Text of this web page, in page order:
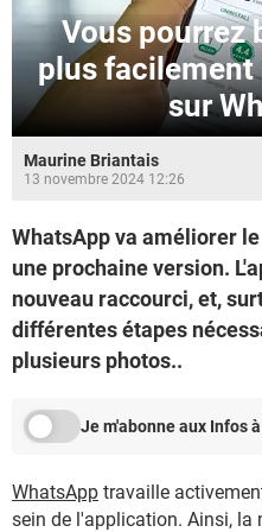
Vous pourrez
plus
sur
Maurine Briantais
13 novembre 2024 12:26
WhatsApp va améliorer
une prochaine version.
nouveau raccourci, et,
différentes étapes
plusieurs photos..
Je m'abonne aux Infos
WhatsApp travaille
sein de l'application. Ainsi, la